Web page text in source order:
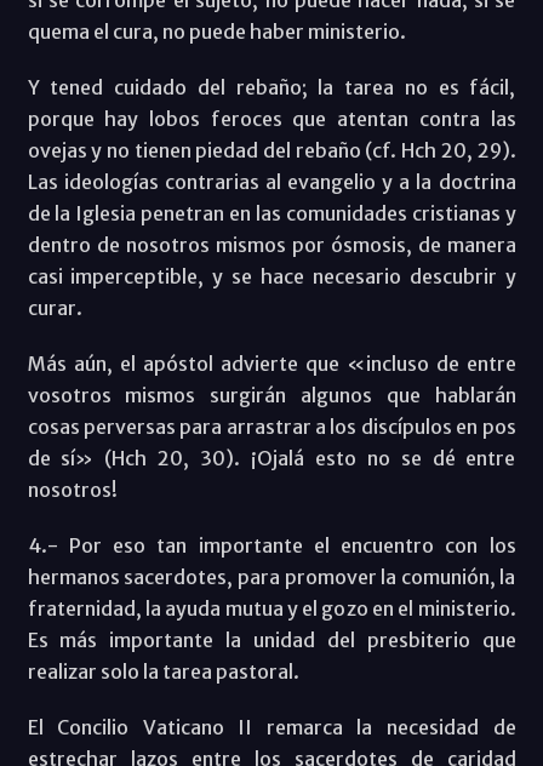
quema el cura, no puede haber ministerio.
Y tened cuidado del rebaño; la tarea no es fácil,
porque hay lobos feroces que atentan contra las
ovejas y no tienen piedad del rebaño (cf. Hch 20, 29).
Las ideologías contrarias al evangelio y a la doctrina
de la Iglesia penetran en las comunidades cristianas y
dentro de nosotros mismos por ósmosis, de manera
casi imperceptible, y se hace necesario descubrir y
curar.
Más aún, el apóstol advierte que «incluso de entre
vosotros mismos surgirán algunos que hablarán
cosas perversas para arrastrar a los discípulos en pos
de sí» (Hch 20, 30). ¡Ojalá esto no se dé entre
nosotros!
4.- Por eso tan importante el encuentro con los
hermanos sacerdotes, para promover la comunión, la
fraternidad, la ayuda mutua y el gozo en el ministerio.
Es más importante la unidad del presbiterio que
realizar solo la tarea pastoral.
El Concilio Vaticano II remarca la necesidad de
estrechar lazos entre los sacerdotes de caridad